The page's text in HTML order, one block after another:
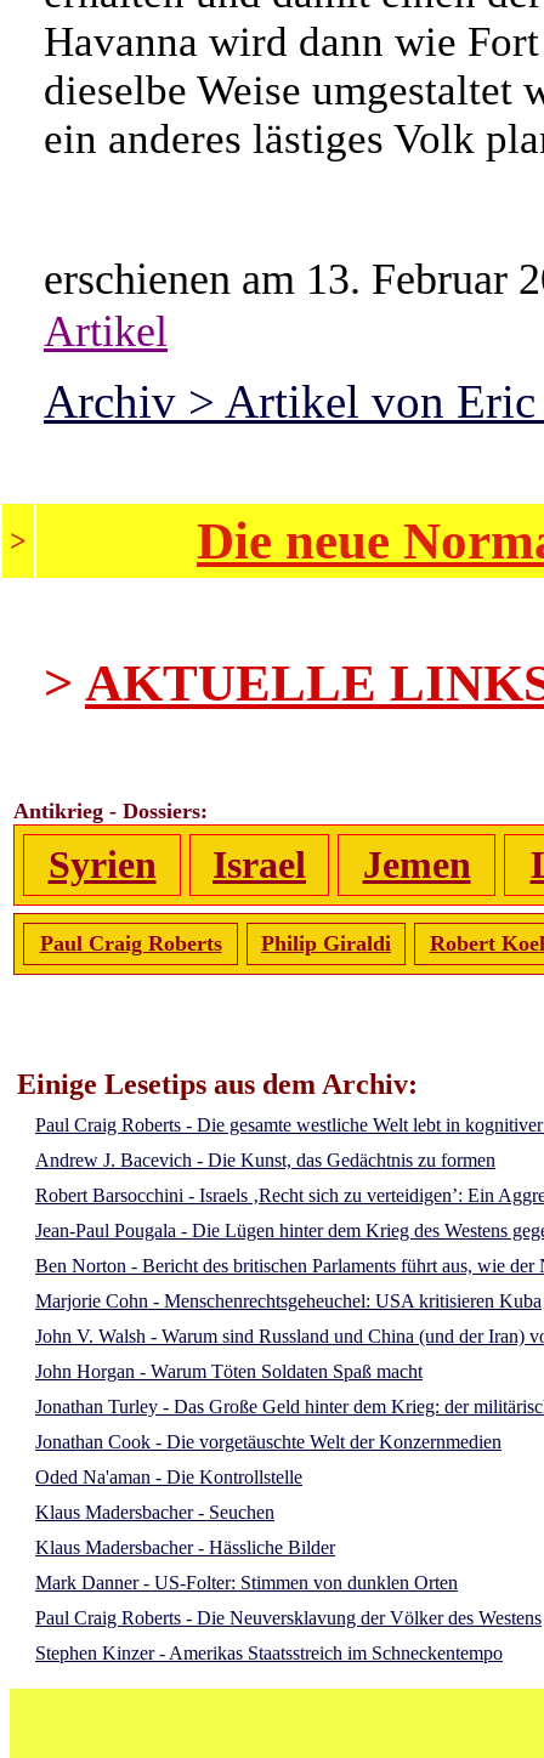
Havanna wird dann wie
dieselbe Weise umgestaltet
ein anderes lästiges Volk
erschienen am 13. Februar
Artikel
Archiv > Artikel von
> Die neue
> AKTUELLE
Antikrieg - Dossiers:
Syrien Israel Jemen
Paul Craig Roberts Philip Giraldi Robert
Einige Lesetips aus dem Archiv:
Paul Craig Roberts - Die gesamte westliche Welt lebt in
Andrew J. Bacevich - Die Kunst, das Gedächtnis zu formen
Robert Barsocchini - Israels ‚Recht sich zu verteidigen’: Ein
Jean-Paul Pougala - Die Lügen hinter dem Krieg des Westens
Ben Norton - Bericht des britischen Parlaments führt aus, wie
Marjorie Cohn - Menschenrechtsgeheuchel: USA kritisieren Kuba
John V. Walsh - Warum sind Russland und China (und der Iran)
John Horgan - Warum Töten Soldaten Spaß macht
Jonathan Turley - Das Große Geld hinter dem Krieg: der
Jonathan Cook - Die vorgetäuschte Welt der Konzernmedien
Oded Na'aman - Die Kontrollstelle
Klaus Madersbacher - Seuchen
Klaus Madersbacher - Hässliche Bilder
Mark Danner - US-Folter: Stimmen von dunklen Orten
Paul Craig Roberts - Die Neuversklavung der Völker des Westens
Stephen Kinzer - Amerikas Staatsstreich im Schneckentempo